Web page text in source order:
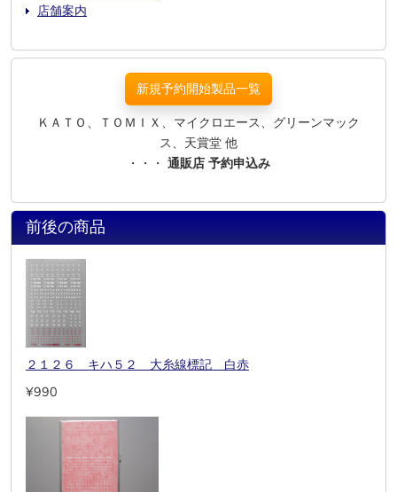
店舗案内
新規予約開始製品一覧
ＫＡＴＯ、ＴＯＭＩＸ、マイクロエース、グリーンマック
ス、天賞堂 他
・・・ 通販店 予約申込み
前後の商品
２１２６ キハ５２ 大糸線標記 白赤
¥990